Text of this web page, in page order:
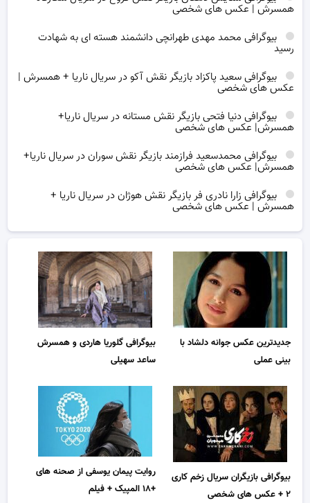
همسرش | عکس های شخصی
بیوگرافی محمد مهدی طهرانچی دانشمند هسته ای به شهادت
رسید
بیوگرافی سعید پاکزاد بازیگر نقش آکو در سریال ناریا + همسرش |
عکس های شخصی
بیوگرافی دنیا فتحی بازیگر نقش مستانه در سریال ناریا+
همسرش| عکس های شخصی
بیوگرافی محمدسعید فرازمند بازیگر نقش سوران در سریال ناریا+
همسرش| عکس های شخصی
بیوگرافی زارا نادری فر بازیگر نقش هوژان در سریال ناریا +
همسرش | عکس های شخصی
جدیدترین عکس جوانه دلشاد با
بینی عملی
بیوگرافی گلوریا هاردی و همسرش
ساعد سهیلی
بیوگرافی بازیگران سریال زخم کاری
۲ + عکس های شخصی
روایت پیمان یوسفی از صحنه های
+۱۸ المپیک + فیلم